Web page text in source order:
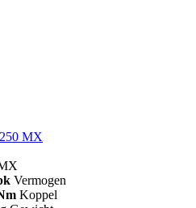
MX
Vermogen
Koppel